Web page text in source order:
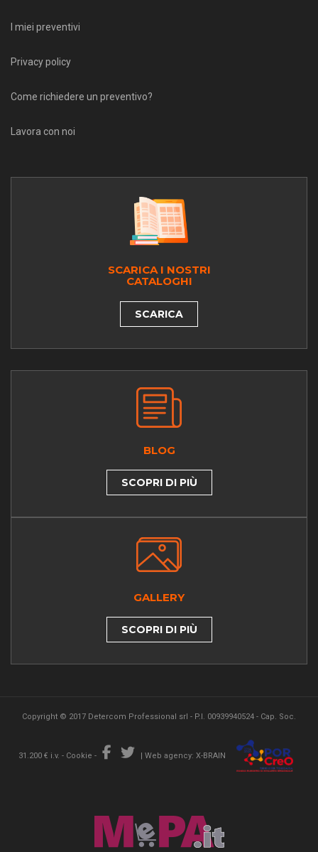
I miei preventivi
Privacy policy
Come richiedere un preventivo?
Lavora con noi
SCARICA I NOSTRI
CATALOGHI
SCARICA
BLOG
SCOPRI DI PIÙ
GALLERY
SCOPRI DI PIÙ
Copyright © 2017 Detercom Professional srl - P.I. 00939940524 - Cap. Soc.
31.200 € i.v. - Cookie - | Web agency: X-BRAIN